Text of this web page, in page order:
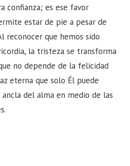
confianza; es ese favor
estar de pie a pesar de
reconocer que hemos sido
la tristeza se transforma
no depende de la felicidad
eterna que solo Él puede
del alma en medio de las